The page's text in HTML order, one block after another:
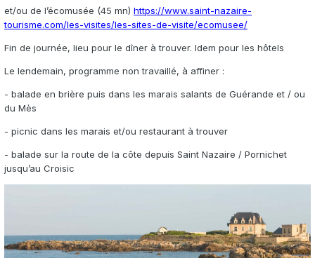
et/ou de l’écomusée (45 mn) https://www.saint-nazaire-
tourisme.com/les-visites/les-sites-de-visite/ecomusee/
Fin de journée, lieu pour le dîner à trouver. Idem pour les hôtels
Le lendemain, programme non travaillé, à affiner :
- balade en brière puis dans les marais salants de Guérande et / ou
du Mès
- picnic dans les marais et/ou restaurant à trouver
- balade sur la route de la côte depuis Saint Nazaire / Pornichet
jusqu’au Croisic